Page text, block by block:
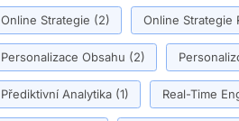
Online Strategie (2) Online Strategie
Personalizace Obsahu (2)
Přediktivní Analytika(1) Real-Time